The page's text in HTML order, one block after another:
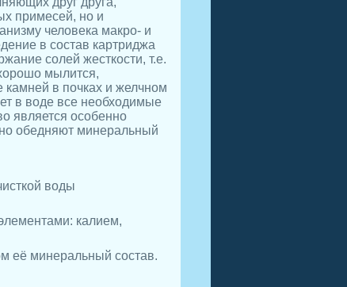
примесей, но и
человека макро- и
в состав картриджа
солей жесткости, т.е.
мылится,
камней в почках и желчном
в воде все необходимые
является особенно
обедняют минеральный
воды
калием,
её минеральный состав.